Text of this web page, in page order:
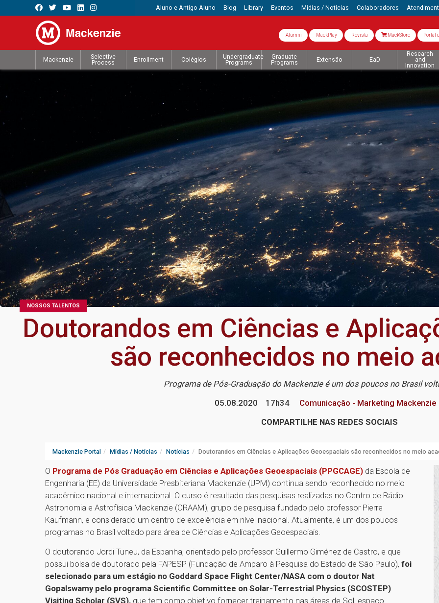
Aluno e Antigo Aluno Blog Library Eventos Mídias / Notícias Colaboradores
Alumni MackPlay Revista MackStore Portal
Mackenzie
Selective
Process
Enrollment Colégios
Undergraduate
Programs
Graduate
Programs
Extensão EaD
Research
and
Innovation
NOSSOS TALENTOS
Doutorandos em Ciências e
são reconhecidos no meio
Programa de Pós-Graduação do Mackenzie é um dos poucos no Brasil
05.08.2020
17h34
Comunicação - Marketing Mackenzie
COMPARTILHE NAS REDES SOCIAIS
Mackenzie Portal Mídias / Notícias Notícias Doutorandos em Ciências e Aplicações Geoespaciais são reconhecidos no meio
O Programa de Pós Graduação em Ciências e Aplicações Geoespaciais (PPGCAGE) da Escola de
Engenharia (EE) da Universidade Presbiteriana Mackenzie (UPM) continua sendo reconhecido no meio
acadêmico nacional e internacional. O curso é resultado das pesquisas realizadas no Centro de Rádio
Astronomia e Astrofísica Mackenzie (CRAAM), grupo de pesquisa fundado pelo professor Pierre
Kaufmann, e considerado um centro de excelência em nível nacional. Atualmente, é um dos poucos
programas no Brasil voltado para área de Ciências e Aplicações Geoespaciais.
O doutorando Jordi Tuneu, da Espanha, orientado pelo professor Guillermo Giménez de Castro, e que
possui bolsa de doutorado pela FAPESP (Fundação de Amparo à Pesquisa do Estado de São Paulo), foi
selecionado para um estágio no Goddard Space Flight Center/NASA com o doutor Nat
Gopalswamy pelo programa Scientific Committee on Solar-Terrestrial Physics (SCOSTEP)
Visiting Scholar (SVS), que tem como objetivo fornecer treinamento nas áreas de Sol, espaço